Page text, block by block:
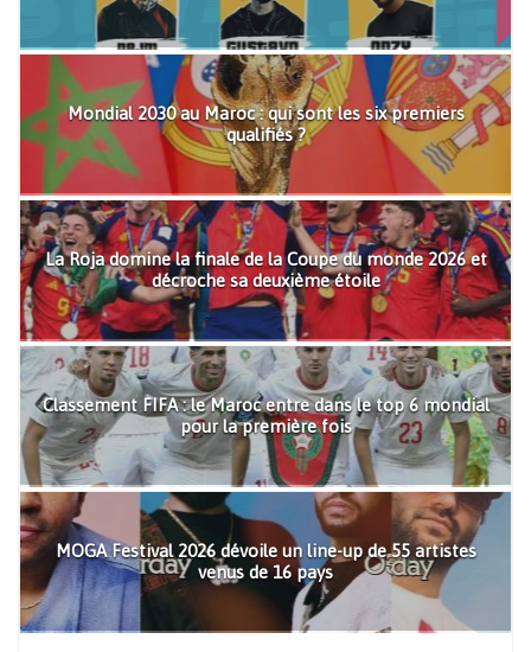
Mondial 2030 au Maroc : qui sont les six premiers
qualifiés ?
La Roja domine la finale de la Coupe du monde 2026 et
décroche sa deuxième étoile
Classement FIFA : le Maroc entre dans le top 6 mondial
pour la première fois
MOGA Festival 2026 dévoile un line-up de 55 artistes
venus de 16 pays